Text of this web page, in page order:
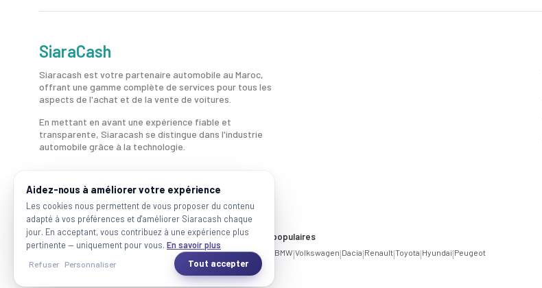
SiaraCash
Siaracash est votre partenaire automobile au Maroc,
offrant une gamme complète de services pour tous les
aspects de l'achat et de la vente de voitures.
En mettant en avant une expérience fiable et
transparente, Siaracash se distingue dans l'industrie
automobile grâce à la technologie.
Voitures par ville
Rabat Mohammadia Salé|Témara|Kénitra
Marques populaires
Mercedes BMW|Volkswagen|Dacia|Renault|Toyota|Hyundai|Peugeot
2026 SiaraCash - Tous les droits sont réservés
Aidez-nous à améliorer votre expérience
Les cookies nous permettent de vous proposer du contenu
adapté à vos préférences et d'améliorer Siaracash chaque
jour. En acceptant, vous contribuez à une expérience plus
pertinente — uniquement pour vous. En savoir plus
Refuser Personnaliser Tout accepter